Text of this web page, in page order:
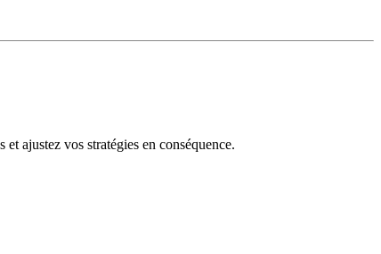
ajustez vos stratégies en conséquence.